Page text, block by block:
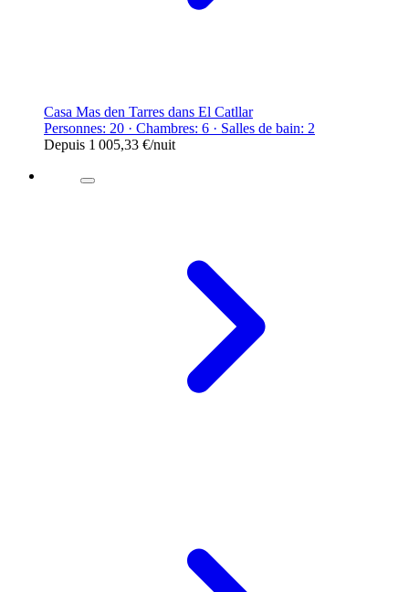
Casa Mas den Tarres dans El Catllar
Personnes: 20 · Chambres: 6 · Salles de bain: 2
Depuis 1 005,33 €/nuit